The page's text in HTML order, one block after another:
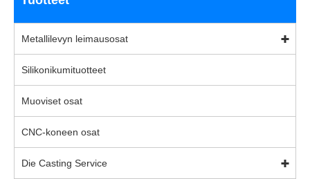
Metallilevyn leimausosat
Silikonikumituotteet
Muoviset osat
CNC-koneen osat
Die Casting Service